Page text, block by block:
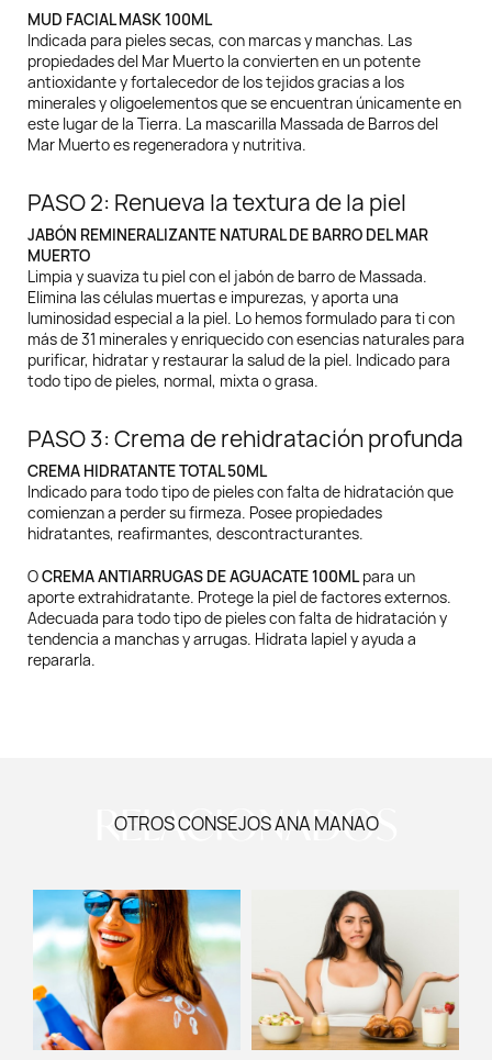
MUD FACIAL MASK 100ML
Indicada para pieles secas, con marcas y manchas. Las
propiedades del Mar Muerto la convierten en un potente
antioxidante y fortalecedor de los tejidos gracias a los
minerales y oligoelementos que se encuentran únicamente en
este lugar de la Tierra. La mascarilla Massada de Barros del
Mar Muerto es regeneradora y nutritiva.
PASO 2: Renueva la textura de la piel
JABÓN REMINERALIZANTE NATURAL DE BARRO DEL MAR
MUERTO
Limpia y suaviza tu piel con el jabón de barro de Massada.
Elimina las células muertas e impurezas, y aporta una
luminosidad especial a la piel. Lo hemos formulado para ti con
más de 31 minerales y enriquecido con esencias naturales para
purificar, hidratar y restaurar la salud de la piel. Indicado para
todo tipo de pieles, normal, mixta o grasa.
PASO 3: Crema de rehidratación profunda
CREMA HIDRATANTE TOTAL 50ML
Indicado para todo tipo de pieles con falta de hidratación que
comienzan a perder su firmeza. Posee propiedades
hidratantes, reafirmantes, descontracturantes.
OCREMA ANTIARRUGAS DE AGUACATE 100MLpara un
aporte extrahidratante. Protege la piel de factores externos.
Adecuada para todo tipo de pieles con falta de hidratación y
tendencia a manchas y arrugas. Hidrata lapiel y ayuda a
repararla.
RELACIONADOS
OTROS CONSEJOS ANA MANAO